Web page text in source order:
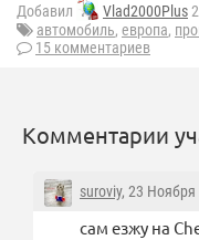
Добавил Vlad2000Plus
автомобиль, европа,
15 комментариев
Комментарии
suroviy, 23 Ноября
сам езжу на